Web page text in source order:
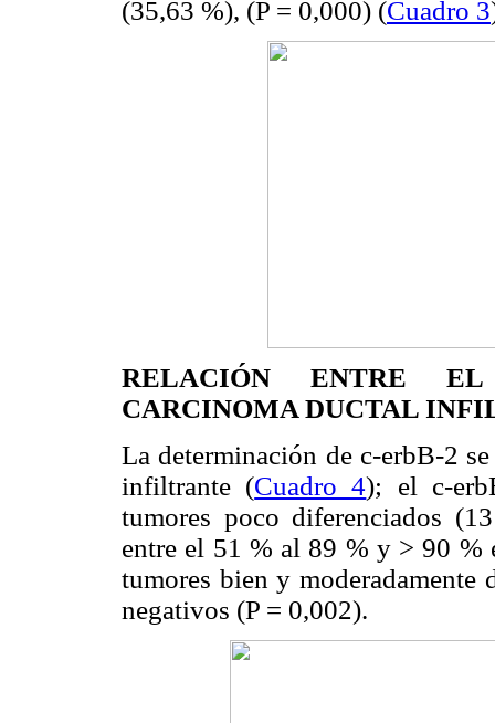
(35,63 %), (P = 0,000) (Cuadro 3
RELACIÓN ENTRE
CARCINOMA DUCTAL
La determinación de c-erbB-2
infiltrante (Cuadro 4); el c-
tumores poco diferenciados
entre el 51 % al 89 % y > 90 %
tumores bien y moderadamente
negativos (P = 0,002).